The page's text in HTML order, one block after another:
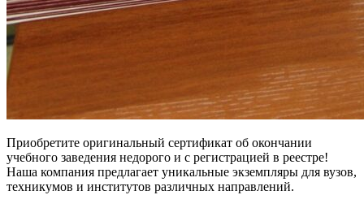
Приобретите оригинальный сертификат об окончании
учебного заведения недорого и с регистрацией в реестре!
Наша компания предлагает уникальные экземпляры для вузов,
техникумов и институтов различных направлений.